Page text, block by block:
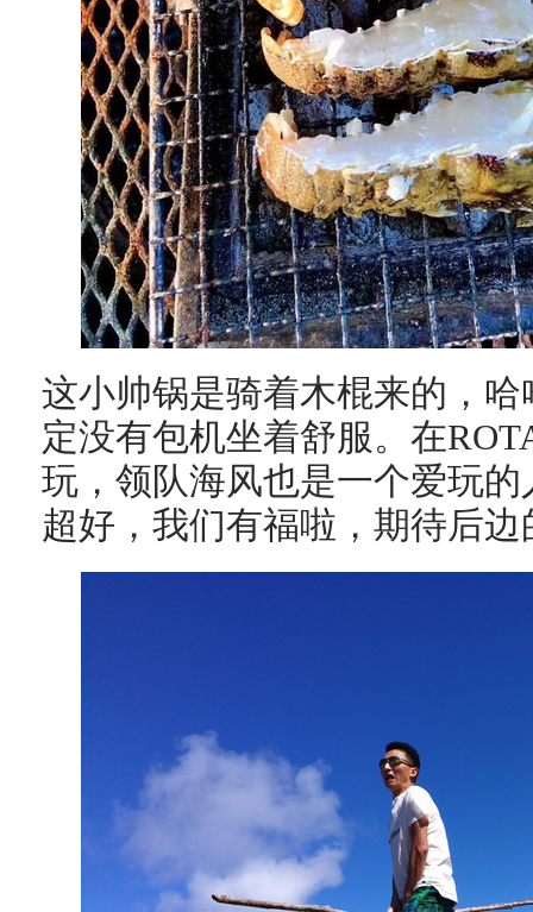
这小帅锅是骑着木棍来的，
定没有包机坐着舒服。在
玩，领队海风也是一个爱玩
超好，我们有福啦，期待后边